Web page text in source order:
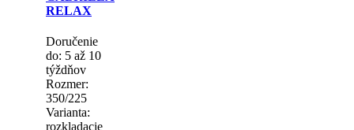
Doporučujeme